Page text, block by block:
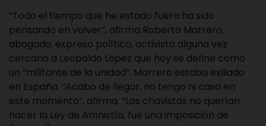
“Todo el tiempo que he estado fuera ha sido
pensando en volver”, afirma Roberto Marrero,
abogado, expreso político, activista alguna vez
cercano a Leopoldo López que hoy se define como
un “militante de la unidad”. Marrero estaba exiliado
en España. “Acabo de llegar, no tengo ni casa en
este momento”, afirma. “Los chavistas no querían
hacer la Ley de Amnistía, fue una imposición de